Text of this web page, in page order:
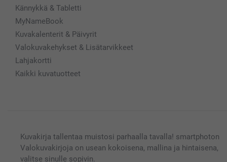
Kännykkä & Tabletti
MyNameBook
Kuvakalenterit & Päivyrit
Valokuvakehykset & Lisätarvikkeet
Lahjakortti
Kaikki kuvatuotteet
Kuvakirja tallentaa muistosi parhaalla tavalla! smartphoton
Valokuvakirjoja on usean kokoisena, mallina ja hintaisena,
valitse sinulle sopivin.